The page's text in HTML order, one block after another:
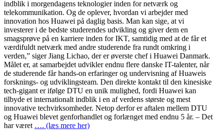
indblik i morgendagens teknologier inden for netværk og
telekommunikation. Og de oplever, hvordan vi arbejder med
innovation hos Huawei på daglig basis. Man kan sige, at vi
investerer i de bedste studerendes udvikling og giver dem en
smagsprøve på en karriere inden for IKT, samtidig med at de får et
værdifuldt netværk med andre studerende fra rundt omkring i
verden,” siger Jiang Lichao, der er øverste chef i Huawei Danmark.
Målet er, at samarbejdet udvikler endnu flere danske IT-talenter, når
de studerende får hands-on erfaringer og undervisning af Huaweis
forsknings- og udviklingsteam. Den direkte kontakt til den kinesiske
tech-gigant er ifølge DTU en unik mulighed, fordi Huawei kan
tilbyde et internationalt indblik i en af verdens største og mest
innovative techvirksomheder. Netop derfor er aftalen mellem DTU
og Huawei blevet genforhandlet og forlænget med endnu 5 år. – Det
har været …. (læs mere her)